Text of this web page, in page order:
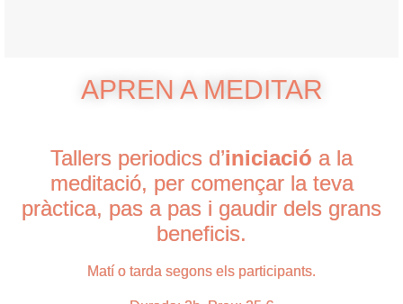
APREN A MEDITAR
Tallers periodics d’iniciació a la
meditació, per començar la teva
pràctica, pas a pas i gaudir dels grans
beneficis.
Matí o tarda segons els participants.